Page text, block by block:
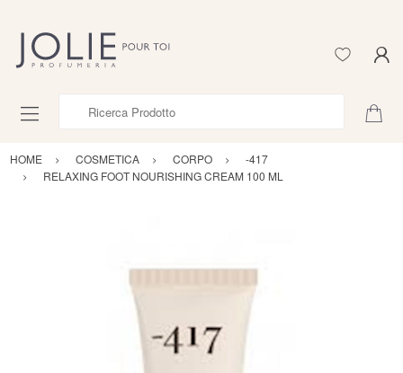
HOME COSMETICA CORPO
-417
RELAXING FOOT NOURISHING CREAM 100 ML